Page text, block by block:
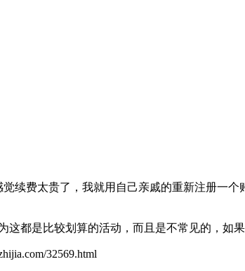
续费太贵了，我就用自己亲戚的重新注册一
都是比较划算的活动，而且是不常见的，如
32569.html